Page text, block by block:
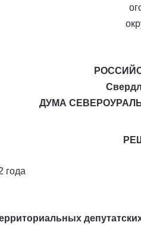
ДУМА
года